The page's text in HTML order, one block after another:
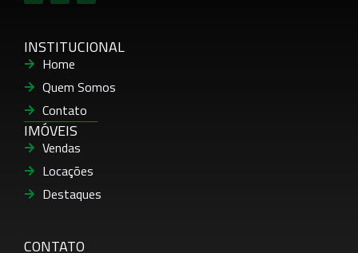
INSTITUCIONAL
Home
Quem Somos
Contato
IMÓVEIS
Vendas
Locações
Destaques
CONTATO